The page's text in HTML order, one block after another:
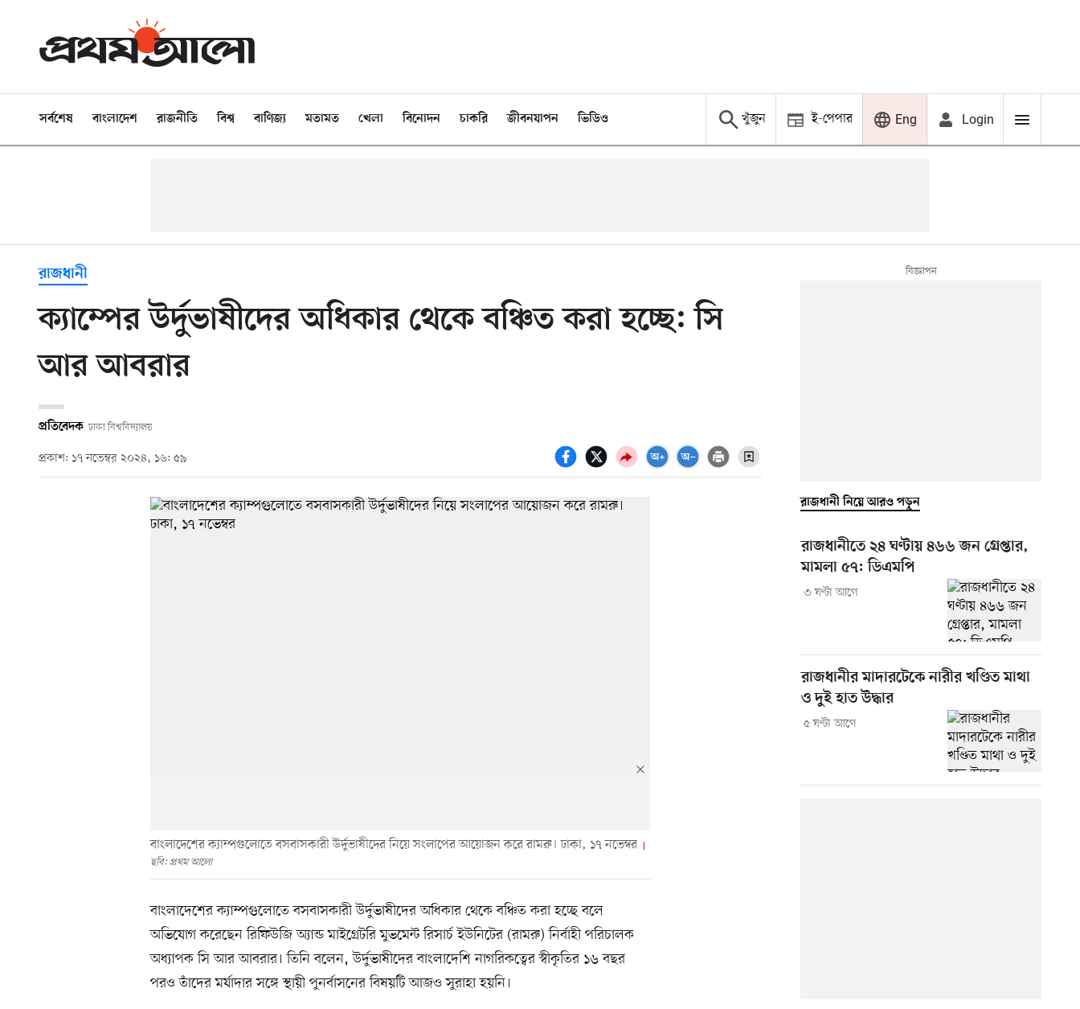
সর্বশেষ বাংলাদেশ রাজনীতি বিশ্ব বাণিজ্য মতামত খেলা বিনোদন চাকরি জীবনযাপন ভিডিও খুঁজুন ই-পেপার Eng Login
রাজধানী
ক্যাম্পের উর্দুভাষীদের অধিকার থেকে বঞ্চিত করা হচ্ছে: সি
আর আবরার
প্রতিবেদক ঢাকা বিশ্ববিদ্যালয়
প্রকাশ: ১৭ নভেম্বর ২০২৪, ১৬: ৫৯
বাংলাদেশের ক্যাম্পগুলোতে বসবাসকারী উর্দুভাষীদের নিয়ে সংলাপের আয়োজন করে রামরু। ঢাকা, ১৭ নভেম্বর
ছবি: প্রথম আলো
বাংলাদেশের ক্যাম্পগুলোতে বসবাসকারী উর্দুভাষীদের অধিকার থেকে বঞ্চিত করা হচ্ছে বলে
অভিযোগ করেছেন রিফিউজি অ্যান্ড মাইগ্রেটরি মুভমেন্ট রিসার্চ ইউনিটের (রামরু) নির্বাহী পরিচালক
অধ্যাপক সি আর আবরার। তিনি বলেন, উর্দুভাষীদের বাংলাদেশি নাগরিকত্বের স্বীকৃতির ১৬ বছর
পরও তাঁদের মর্যাদার সঙ্গে স্থায়ী পুনর্বাসনের বিষয়টি আজও সুরাহা হয়নি।
রাজধানী নিয়ে আরও পড়ুন
রাজধানীতে ২৪ ঘণ্টায় ৪৬৬ জন গ্রেপ্তার,
মামলা ৫৭: ডিএমপি
৩ ঘণ্টা আগে
রাজধানীর মাদারটেকে নারীর খণ্ডিত মাথা
ও দুই হাত উদ্ধার
৫ ঘণ্টা আগে